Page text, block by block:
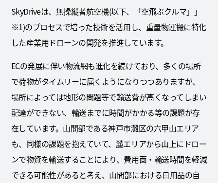
SkyDriveは、無操縦者航空機(以下、「空飛ぶクルマ」」
※1)のプロセスで培った技術を活用し、重量物運搬に特化
した産業用ドローンの開発を推進しています。
ECの発展に伴い物流網も進化を続けており、多くの場所
で荷物がタイムリーに届くようになりつつありますが、
場所によっては地形の問題等で輸送費が高くなってしまい
配達ができない、輸送までに時間がかかる等の課題が存
在しています。山間部である神戸市灘区の六甲山エリア
も、同様の課題を抱えていて、麓エリアから山上にドロー
ンで物資を輸送することにより、費用面・輸送時間を軽減
できる可能性があると考え、山間部における日用品の自